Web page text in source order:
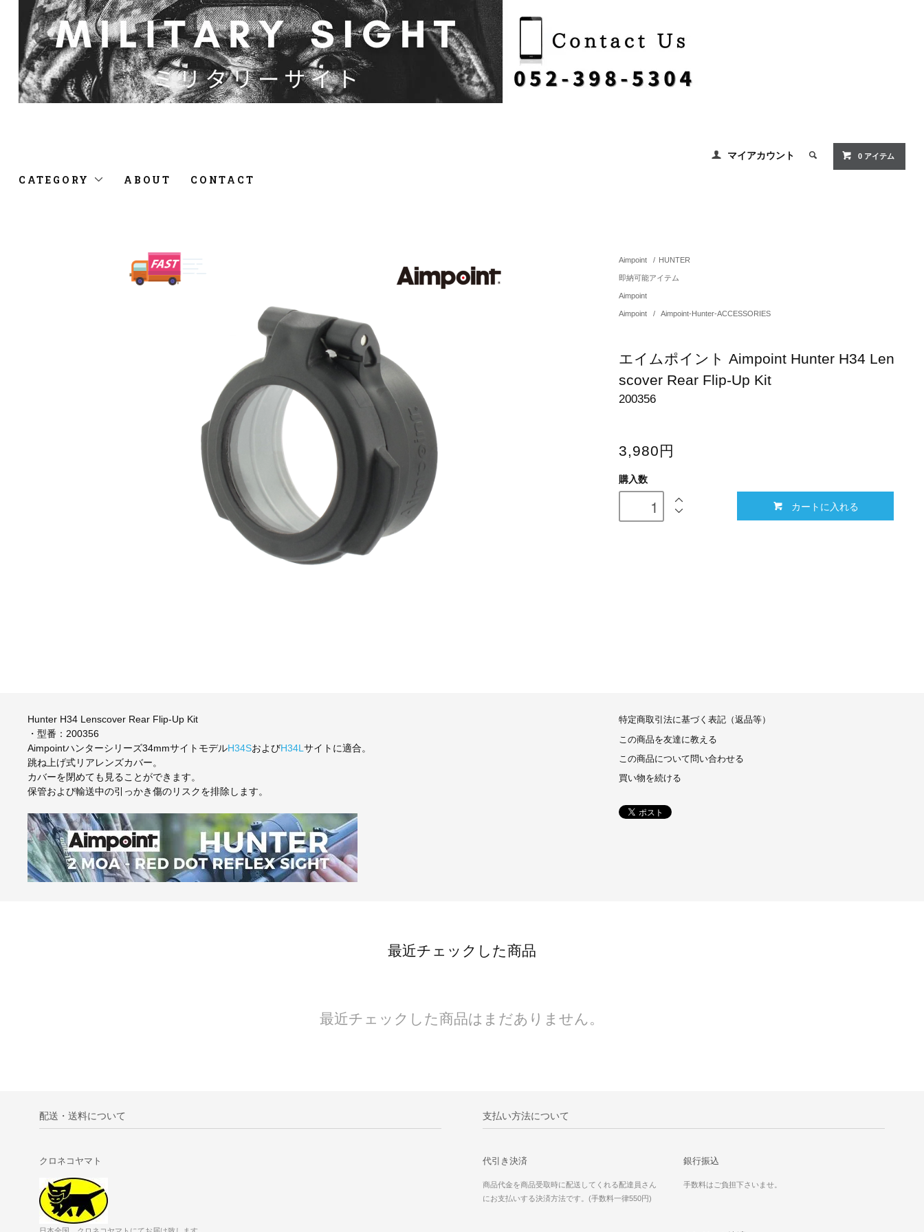
マイアカウント 0 アイテム
CATEGORY ABOUT CONTACT
Aimpoint / HUNTER
即納可能アイテム
Aimpoint
Aimpoint / Aimpoint-Hunter-ACCESSORIES
エイムポイント Aimpoint Hunter H34 Len
scover Rear Flip-Up Kit
200356
3,980円
購入数
カートに入れる
Hunter H34 Lenscover Rear Flip-Up Kit
・型番：200356
Aimpointハンターシリーズ34mmサイトモデルH34SおよびH34Lサイトに適合。
跳ね上げ式リアレンズカバー。
カバーを閉めても見ることができます。
保管および輸送中の引っかき傷のリスクを排除します。
特定商取引法に基づく表記（返品等）
この商品を友達に教える
この商品について問い合わせる
買い物を続ける
最近チェックした商品
最近チェックした商品はまだありません。
配送・送料について
クロネコヤマト
支払い方法について
代引き決済
商品代金を商品受取時に配送してくれる配達員さん
にお支払いする決済方法です。(手数料一律550円)
銀行振込
手数料はご負担下さいませ。